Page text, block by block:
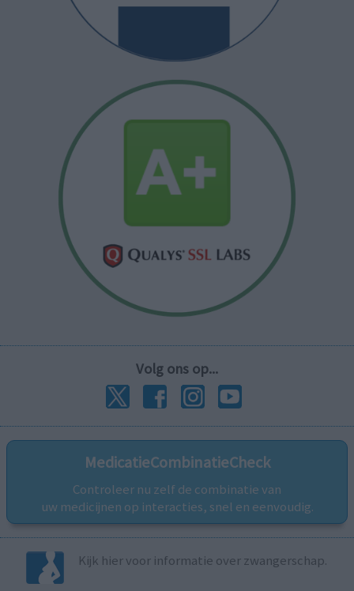
Volg ons op...
MedicatieCombinatieCheck
Controleer nu zelf de combinatie van
uw medicijnen op interacties, snel en eenvoudig.
Kijk hier voor informatie over zwangerschap.